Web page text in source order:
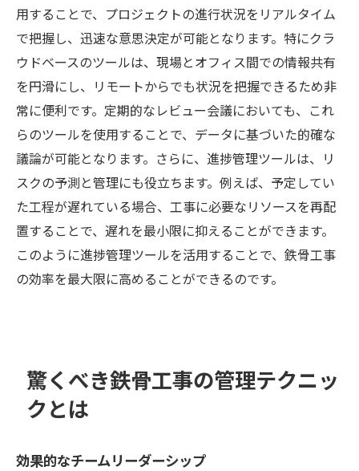
用することで、プロジェクトの進行状況をリアルタイム
で把握し、迅速な意思決定が可能となります。特にクラ
ウドベースのツールは、現場とオフィス間での情報共有
を円滑にし、リモートからでも状況を把握できるため非
常に便利です。定期的なレビュー会議においても、これ
らのツールを使用することで、データに基づいた的確な
議論が可能となります。さらに、進捗管理ツールは、リ
スクの予測と管理にも役立ちます。例えば、予定してい
た工程が遅れている場合、工事に必要なリソースを再配
置することで、遅れを最小限に抑えることができます。
このように進捗管理ツールを活用することで、鉄骨工事
の効率を最大限に高めることができるのです。
驚くべき鉄骨工事の管理テクニッ
クとは
効果的なチームリーダーシップ